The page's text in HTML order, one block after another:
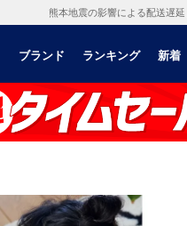
熊本地震の影響による配送遅延
ブランド ランキング 新着